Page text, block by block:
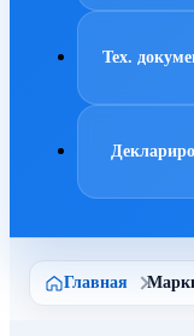
Тех.
Главная